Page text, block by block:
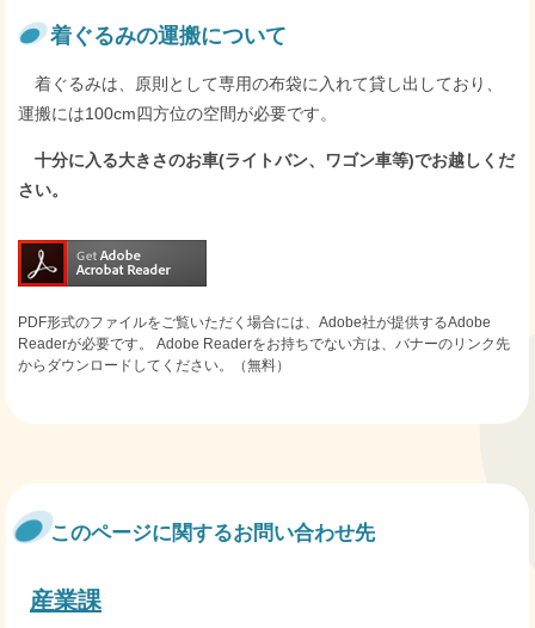
着ぐるみの運搬について
着ぐるみは、原則として専用の布袋に入れて貸し出しており、
運搬には100cm四方位の空間が必要です。
十分に入る大きさのお車(ライトバン、ワゴン車等)でお越しくだ
さい。
PDF形式のファイルをご覧いただく場合には、Adobe社が提供するAdobe
Readerが必要です。
Adobe Readerをお持ちでない方は、バナーのリンク先
からダウンロードしてください。（無料）
このページに関するお問い合わせ先
産業課